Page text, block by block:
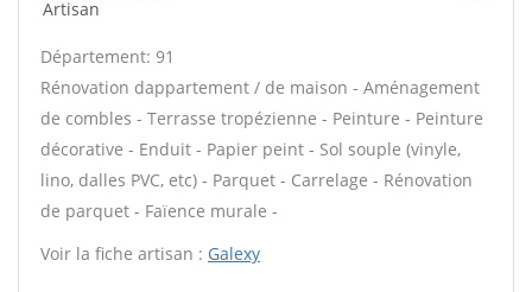
Artisan
Département: 91
Rénovation dappartement / de maison - Aménagement
de combles - Terrasse tropézienne - Peinture - Peinture
décorative - Enduit - Papier peint - Sol souple (vinyle,
lino, dalles PVC, etc) - Parquet - Carrelage - Rénovation
de parquet - Faïence murale -
Voir la fiche artisan : Galexy